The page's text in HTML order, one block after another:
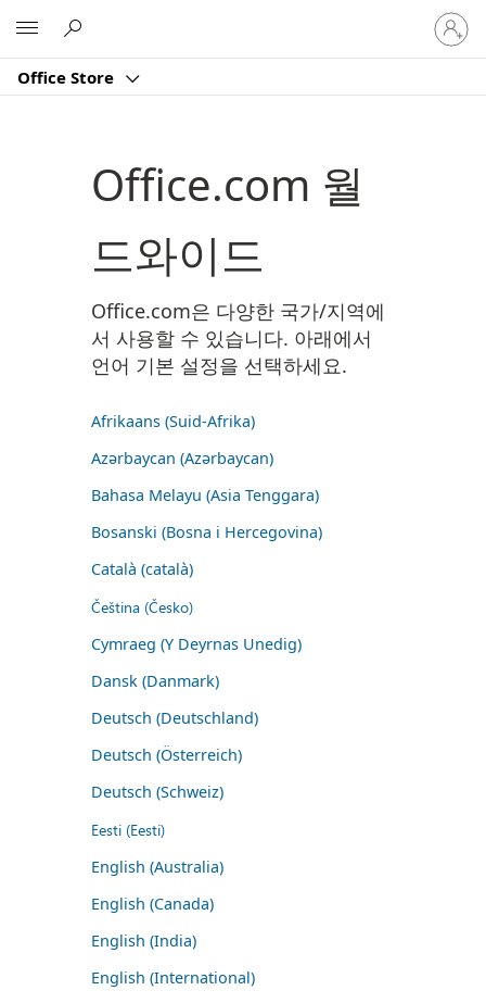
Office Store
귀
하
계
Office.com 월
드와이드
Office.com은 다양한 국가/지역에
서 사용할 수 있습니다. 아래에서
언어 기본 설정을 선택하세요.
Afrikaans (Suid-Afrika)
Azərbaycan (Azərbaycan)
Bahasa Melayu (Asia Tenggara)
Bosanski (Bosna i Hercegovina)
Català (català)
Čeština (Česko)
Cymraeg (Y Deyrnas Unedig)
Dansk (Danmark)
Deutsch (Deutschland)
Deutsch (Österreich)
Deutsch (Schweiz)
Eesti (Eesti)
English (Australia)
English (Canada)
English (India)
English (International)